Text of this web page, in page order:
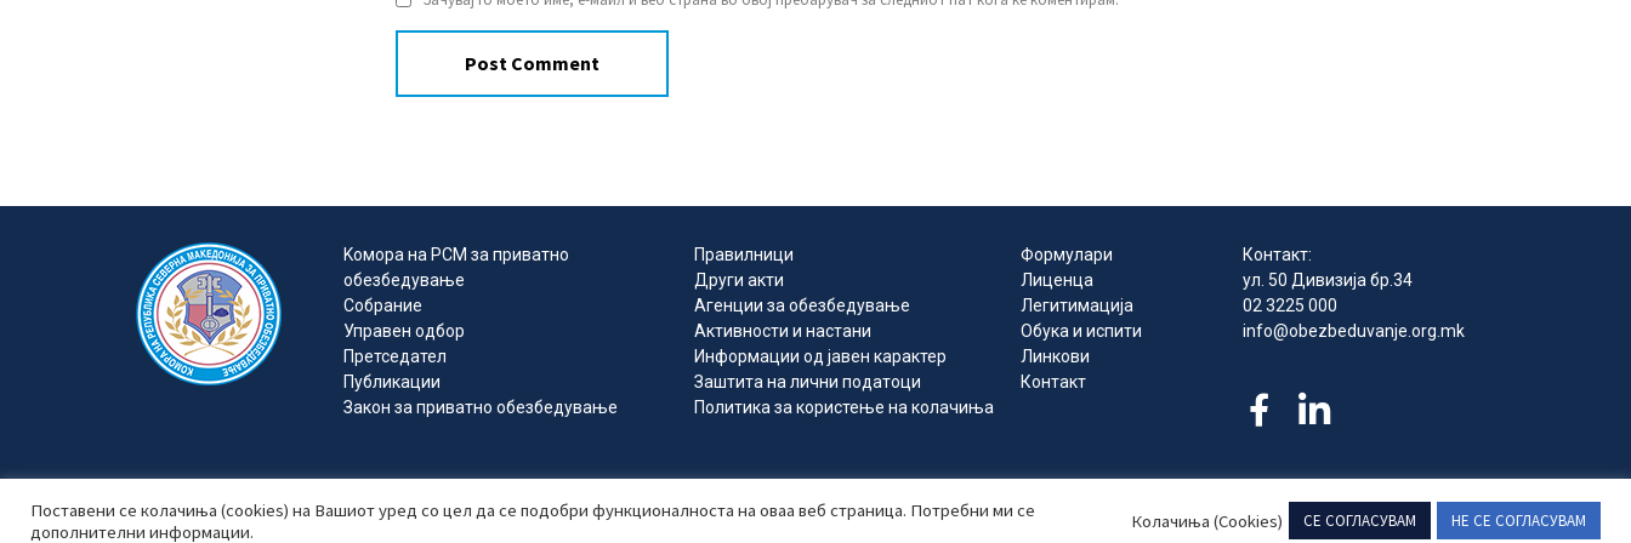
Kомора на РСМ за приватно
обезбедувањe
Собрание
Управен одбор
Претседател
Публикации
Закон за приватно обезбедување
Правилници
Други акти
Агенции за обезбедување
Активности и настани
Информации од јавен карактер
Заштита на лични податоци
Политика за користење на колачиња
Формулари
Лиценца
Легитимација
Обука и испити
Линкови
Контакт
Контакт:
ул. 50 Дивизија бр.34
02 3225 000
info@obezbeduvanje.org.mk
Поставени се колачиња (cookies) на Вашиот уред со цел да се подобри функционалноста на оваа веб страница. Потребни ми се
дополнителни информации.
Колачиња (Cookies) СЕ СОГЛАСУВАМ НЕ СЕ СОГЛАСУВАМ